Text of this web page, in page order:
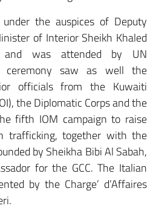
the auspices of Deputy
of Interior Sheikh Khaled
and was attended by UN
ceremony saw as well the
officials from the Kuwaiti
the Diplomatic Corps and the
fifth IOM campaign to raise
trafficking, together with the
by Sheikha Bibi Al Sabah,
for the GCC. The Italian
by the Charge’ d’Affaires